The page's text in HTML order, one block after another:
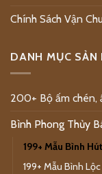
Chính Sách Vận
DANH MỤC SẢN
200+ Bộ ấm chén,
Bình Phong Thủy
199+ Mẫu Bình
199+ Mẫu Bình